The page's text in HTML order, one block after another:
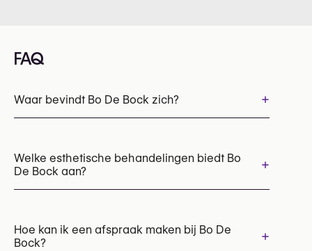
FAQ
Waar bevindt Bo De Bock zich? +
Welke esthetische behandelingen biedt Bo
De Bock aan?
+
Laserontharing
LED lichttherapie
Hoe kan ik een afspraak maken bij Bo De
Bock?
+